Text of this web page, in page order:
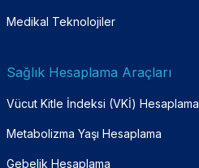
Medikal Teknolojiler
Sağlık Hesaplama Araçları
Vücut Kitle İndeksi (VKİ) Hesaplama
Metabolizma Yaşı Hesaplama
Gebelik Hesaplama